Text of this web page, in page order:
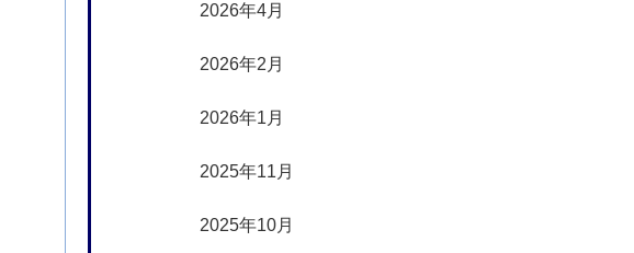
2026年4月
2026年2月
2026年1月
2025年11月
2025年10月